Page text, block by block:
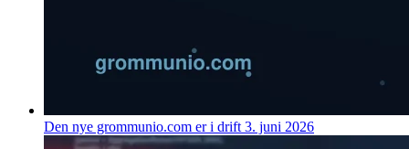
Den nye grommunio.com er i drift 3. juni 2026